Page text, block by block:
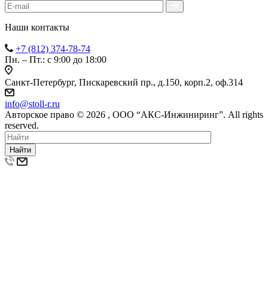
Наши контакты
+7 (812) 374-78-74
Пн. – Пт.: с 9:00 до 18:00
Санкт-Петербург, Пискаревский пр., д.150, корп.2, оф.314
info@stoll-r.ru
Авторское право © 2026 , OOO “АКС-Инжиниринг”. All rights
reserved.
Найти